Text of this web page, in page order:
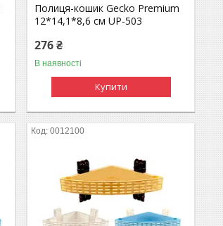
Полиця-кошик Gecko Premium
12*14,1*8,6 см UP-503
276 ₴
В наявності
Купити
0012100